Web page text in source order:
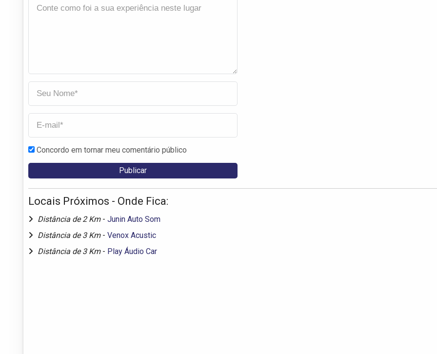
Concordo em tornar meu comentário público
Locais Próximos - Onde Fica:
Distância de 2 Km - Junin Auto Som
Distância de 3 Km - Venox Acustic
Distância de 3 Km - Play Áudio Car